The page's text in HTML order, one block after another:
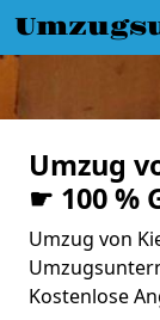
Umzug
☛ 100 %
Umzug von
Kostenlose